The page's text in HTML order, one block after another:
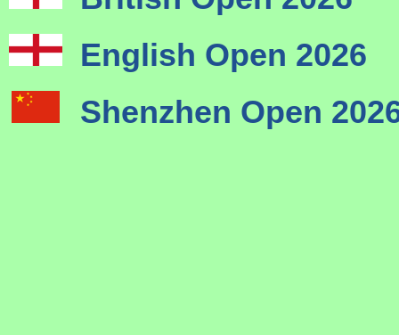
English Open 2026
Shenzhen Open